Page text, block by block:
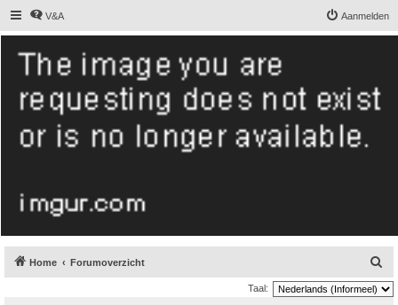
V&A Aanmelden
De Hollandse
smoushond
Het gezelligste smoushondenforum online
Home Forumoverzicht
o
Taal: